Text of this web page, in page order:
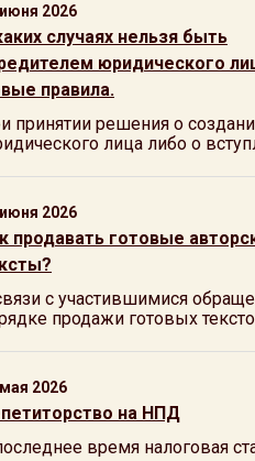
2026
случаях нельзя быть
юридического
правила.
принятии решения о
лица либо о
2026
продавать готовые
с участившимися
продажи готовых
2026
на НПД
время налоговая